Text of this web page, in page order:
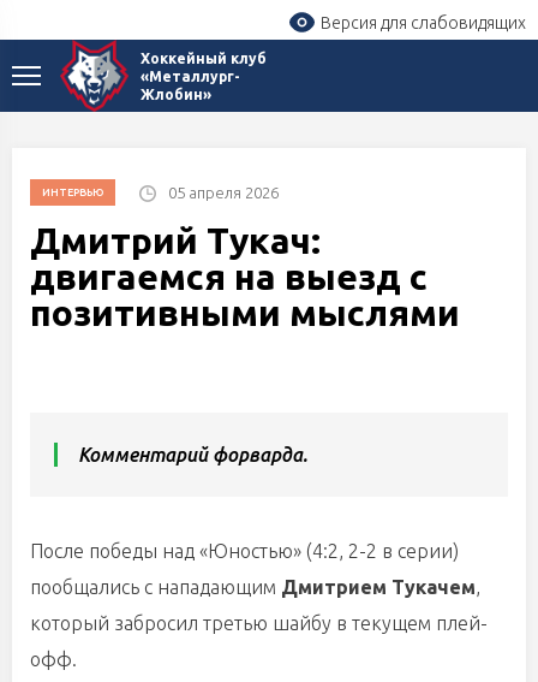
Версия для слабовидящих
Хоккейный клуб
«Металлург-
Жлобин»
ИНТЕРВЬЮ 05 апреля 2026
Дмитрий Тукач:
двигаемся на выезд с
позитивными мыслями
Комментарий форварда.
После победы над «Юностью» (4:2, 2-2 в серии)
пообщались с нападающим Дмитрием Тукачем,
который забросил третью шайбу в текущем плей-
офф.